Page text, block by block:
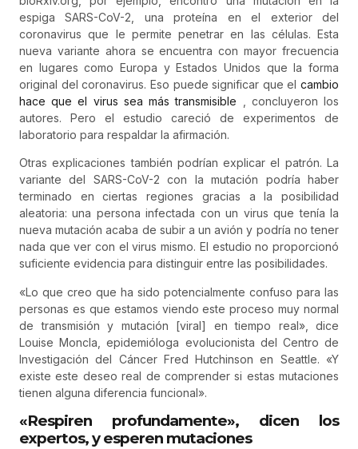
espiga SARS-CoV-2, una proteína en el exterior del
coronavirus que le permite penetrar en las células. Esta
nueva variante ahora se encuentra con mayor frecuencia
en lugares como Europa y Estados Unidos que la forma
original del coronavirus. Eso puede significar que el cambio
hace que el virus sea más transmisible , concluyeron los
autores. Pero el estudio careció de experimentos de
laboratorio para respaldar la afirmación.
Otras explicaciones también podrían explicar el patrón. La
variante del SARS-CoV-2 con la mutación podría haber
terminado en ciertas regiones gracias a la posibilidad
aleatoria: una persona infectada con un virus que tenía la
nueva mutación acaba de subir a un avión y podría no tener
nada que ver con el virus mismo. El estudio no proporcionó
suficiente evidencia para distinguir entre las posibilidades.
«Lo que creo que ha sido potencialmente confuso para las
personas es que estamos viendo este proceso muy normal
de transmisión y mutación [viral] en tiempo real», dice
Louise Moncla, epidemióloga evolucionista del Centro de
Investigación del Cáncer Fred Hutchinson en Seattle. «Y
existe este deseo real de comprender si estas mutaciones
tienen alguna diferencia funcional».
«Respiren profundamente», dicen los
expertos, y esperen mutaciones